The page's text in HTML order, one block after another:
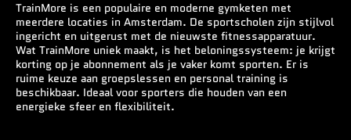
TrainMore is een populaire en moderne gymketen met
meerdere locaties in Amsterdam. De sportscholen zijn stijlvol
ingericht en uitgerust met de nieuwste fitnessapparatuur.
Wat TrainMore uniek maakt, is het beloningssysteem: je krijgt
korting op je abonnement als je vaker komt sporten. Er is
ruime keuze aan groepslessen en personal training is
beschikbaar. Ideaal voor sporters die houden van een
energieke sfeer en flexibiliteit.